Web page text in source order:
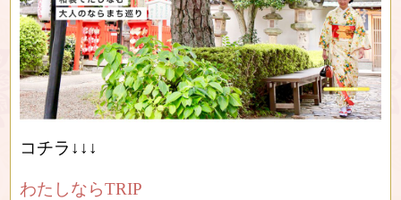
コチラ↓↓↓
わたしならTRIP